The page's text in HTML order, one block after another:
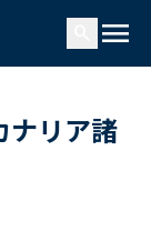
menu
ナリア諸